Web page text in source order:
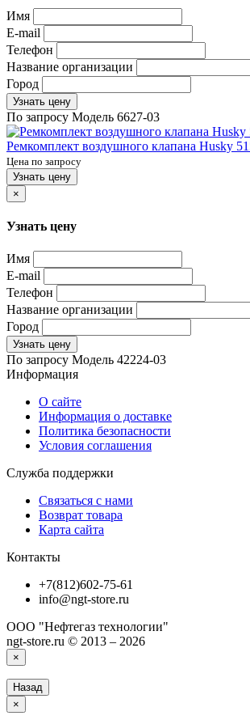
Имя
E-mail
Телефон
Название организации
Город
Узнать цену
По запросу Модель 6627-03
Ремкомплект воздушного клапана Husky
Цена по запросу
Узнать цену
×
Узнать цену
Имя
E-mail
Телефон
Название организации
Город
Узнать цену
По запросу Модель 42224-03
Информация
О сайте
Информация о доставке
Политика безопасности
Условия соглашения
Служба поддержки
Связаться с нами
Возврат товара
Карта сайта
Контакты
+7(812)602-75-61
info@ngt-store.ru
ООО "Нефтегаз технологии"
ngt-store.ru © 2013 – 2026
×
Назад
×